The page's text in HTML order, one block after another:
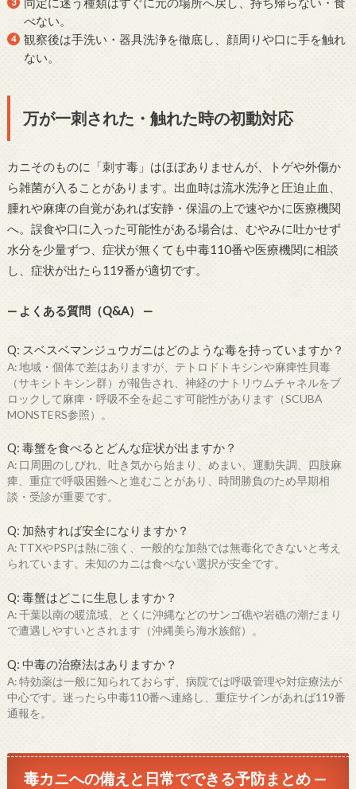
べない。
観察後は手洗い・器具洗浄を徹底し、顔周りや口に手を触れ
ない。
万が一刺された・触れた時の初動対応
カニそのものに「刺す毒」はほぼありませんが、トゲや外傷か
ら雑菌が入ることがあります。出血時は流水洗浄と圧迫止血、
腫れや麻痺の自覚があれば安静・保温の上で速やかに医療機関
へ。誤食や口に入った可能性がある場合は、むやみに吐かせず
水分を少量ずつ、症状が無くても中毒110番や医療機関に相談
し、症状が出たら119番が適切です。
— よくある質問（Q&A） —
Q: スベスベマンジュウガニはどのような毒を持っていますか？
A: 地域・個体で差はありますが、テトロドトキシンや麻痺性貝毒
（サキシトキシン群）が報告され、神経のナトリウムチャネルをブ
ロックして麻痺・呼吸不全を起こす可能性があります（SCUBA
MONSTERS参照）。
Q: 毒蟹を食べるとどんな症状が出ますか？
A: 口周囲のしびれ、吐き気から始まり、めまい、運動失調、四肢麻
痺、重症で呼吸困難へと進むことがあり、時間勝負のため早期相
談・受診が重要です。
Q: 加熱すれば安全になりますか？
A: TTXやPSPは熱に強く、一般的な加熱では無毒化できないと考え
られています。未知のカニは食べない選択が安全です。
Q: 毒蟹はどこに生息しますか？
A: 千葉以南の暖流域、とくに沖縄などのサンゴ礁や岩礁の潮だまり
で遭遇しやすいとされます（沖縄美ら海水族館）。
Q: 中毒の治療法はありますか？
A: 特効薬は一般に知られておらず、病院では呼吸管理や対症療法が
中心です。迷ったら中毒110番へ連絡し、重症サインがあれば119番
通報を。
毒カニへの備えと日常でできる予防まとめ —